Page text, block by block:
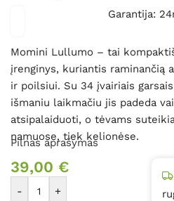
Garantija:
Momini Lullumo – tai
įrenginys, kuriantis raminančią
ir poilsiui. Su 34 įvairiais
išmaniu laikmačiu jis padeda
atsipalaiduoti, o tėvams
namuose, tiek kelionėse.
Pilnas aprašymas
39,00 €
- +